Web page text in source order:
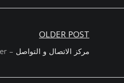
OLDER POST
مركز الاتصال و التواصل – Contact Center